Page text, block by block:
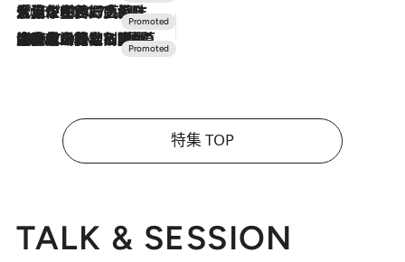
2026.7.17
「土佐和ハーブかき氷」がOMO7高知に登場！生姜、山椒、大葉など目にも舌にも涼を呼ぶ郷土の味
2026.7.10
NEW OPEN！【界 草津】名湯の地に誕生。趣の異なる2種の温泉と上州ならではの会席・蕎麦割烹など美食を味わう究極の癒やし旅
特集 TOP
TALK & SESSION